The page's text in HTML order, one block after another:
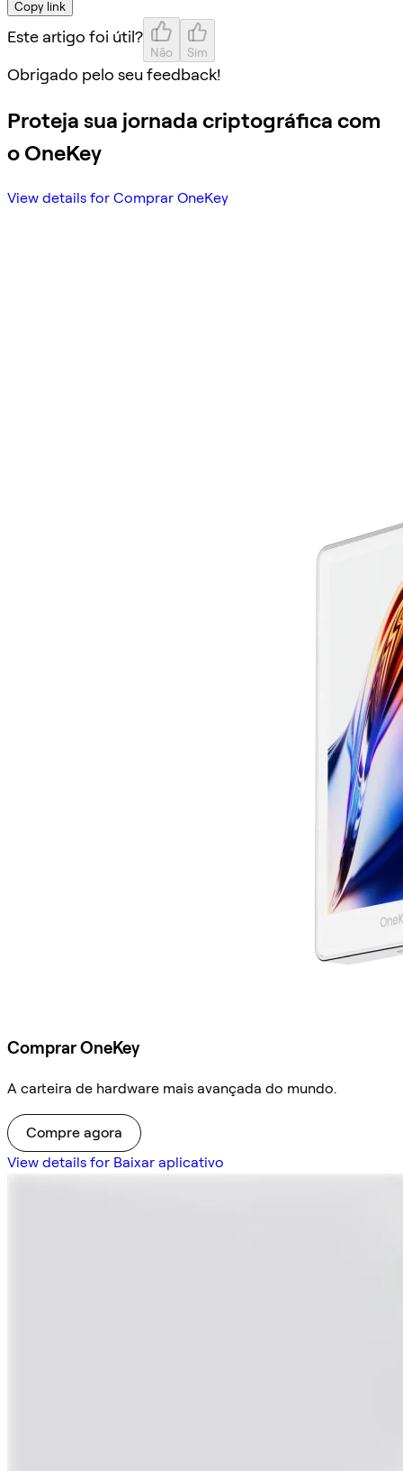
Copy link
Este artigo foi útil?
Não Sim
Obrigado pelo seu feedback!
Proteja sua jornada criptográfica com
o OneKey
View details for Comprar OneKey
Comprar OneKey
A carteira de hardware mais avançada do mundo.
Compre agora
View details for Baixar aplicativo